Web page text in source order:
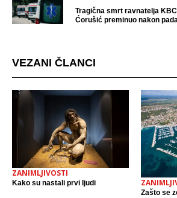
Tragična smrt ravnatelja
Ćorušić preminuo nakon
VEZANI ČLANCI
ZANIMLJIVOSTI
Kako su nastali prvi ljudi
Zašto se